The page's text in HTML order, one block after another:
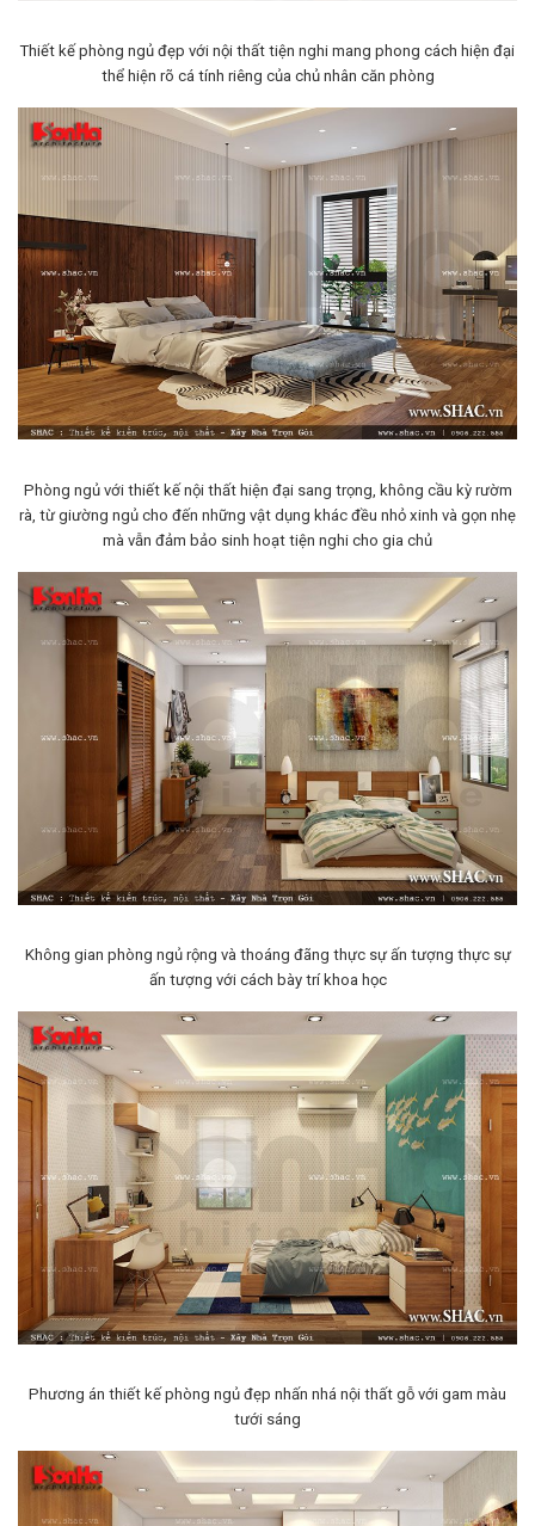
Thiết kế phòng ngủ đẹp với nội thất tiện nghi mang phong cách hiện đại
thể hiện rõ cá tính riêng của chủ nhân căn phòng
Phòng ngủ với thiết kế nội thất hiện đại sang trọng, không cầu kỳ rườm
rà, từ giường ngủ cho đến những vật dụng khác đều nhỏ xinh và gọn nhẹ
mà vẫn đảm bảo sinh hoạt tiện nghi cho gia chủ
Không gian phòng ngủ rộng và thoáng đãng thực sự ấn tượng thực sự
ấn tượng với cách bày trí khoa học
Phương án thiết kế phòng ngủ đẹp nhấn nhá nội thất gỗ với gam màu
tưới sáng